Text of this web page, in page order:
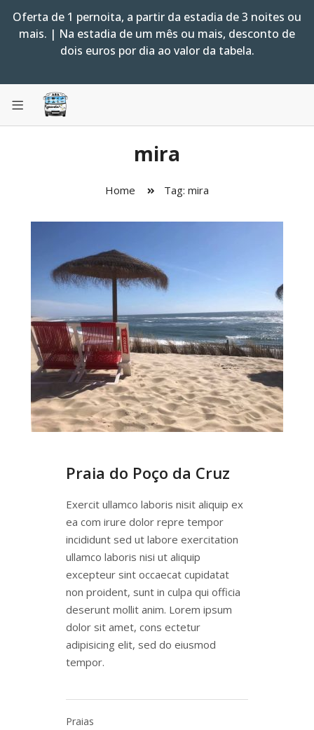
Oferta de 1 pernoita, a partir da estadia de 3 noites ou
mais. | Na estadia de um mês ou mais, desconto de
dois euros por dia ao valor da tabela.
mira
Home Tag: mira
Praia do Poço da Cruz
Exercit ullamco laboris nisit aliquip ex
ea com irure dolor repre tempor
incididunt sed ut labore exercitation
ullamco laboris nisi ut aliquip
excepteur sint occaecat cupidatat
non proident, sunt in culpa qui officia
deserunt mollit anim. Lorem ipsum
dolor sit amet, cons ectetur
adipisicing elit, sed do eiusmod
tempor.
Praias